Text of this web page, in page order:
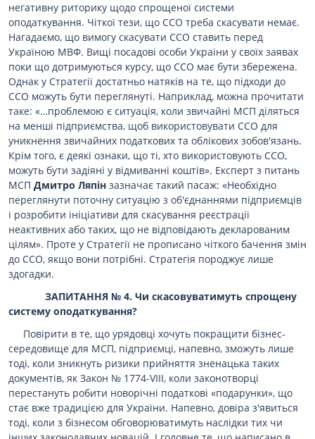
негативну риторику щодо спрощеної системи
оподаткування. Чіткої тези, що ССО треба скасувати немає.
Нагадаємо, що вимогу скасувати ССО ставить перед
Україною МВФ. Вищі посадові особи України у своїх заявах
поки що дотримуються курсу, що ССО має бути збережена.
Однак у Стратегії достатньо натяків на те, що підходи до
ССО можуть бути переглянуті. Наприклад, можна прочитати
таке: «…проблемою є ситуація, коли звичайні МСП діляться
на менші підприємства, щоб використовувати ССО для
уникнення звичайних податкових та облікових зобов'язань.
Крім того, є деякі ознаки, що ті, хто використовують ССО,
можуть бути задіяні у відмиванні коштів». Експерт з питань
МСП Дмитро Ляпін зазначає такий пасаж: «Необхідно
переглянути поточну ситуацію з об'єднаннями підприємців
і розробити ініціативи для скасування реєстрації
неактивних або таких, що не відповідають декларованим
цілям». Проте у Стратегії не прописано чіткого бачення змін
до ССО, якщо вони потрібні. Стратегія породжує лише
здогадки.
ЗАПИТАННЯ № 4. Чи скасовуватимуть спрощену
систему оподаткування?
Повірити в те, що урядовці хочуть покращити бізнес-
середовище для МСП, підприємці, напевно, зможуть лише
тоді, коли зникнуть ризики прийняття зненацька таких
документів, як Закон № 1774-VIII, коли законотворці
перестануть робити новорічні податкові «подарунки», що
стає вже традицією для України. Напевно, довіра з'явиться
тоді, коли з бізнесом обговорюватимуть наслідки тих чи